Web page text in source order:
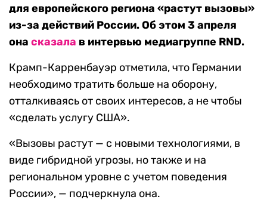
для европейского региона «растут вызовы»
из-за действий России. Об этом 3 апреля
она сказала в интервью медиагруппе RND.
Крамп-Карренбауэр отметила, что Германии
необходимо тратить больше на оборону,
отталкиваясь от своих интересов, а не чтобы
«сделать услугу США».
«Вызовы растут — с новыми технологиями, в
виде гибридной угрозы, но также и на
региональном уровне с учетом поведения
России», — подчеркнула она.